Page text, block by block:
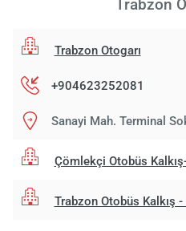
Trabzon
Trabzon Otogarı
+904623252081
Sanayi Mah. Terminal
Çömlekçi Otobüs
Trabzon Otobüs Kalkış -